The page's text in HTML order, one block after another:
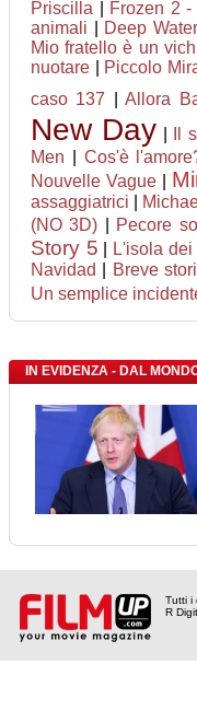
Priscilla Frozen 2
animali
Deep
Mio fratello è un
nuotare
Piccolo
caso 137 |Allora
New Day
Il
Men
Cos'è
Nouvelle Vague|
assaggiatrici
(NO 3D)
Pecore
Story 5
L'isola
Navidad
Breve
Un semplice
IN EVIDENZA - DAL
Tutti i
R